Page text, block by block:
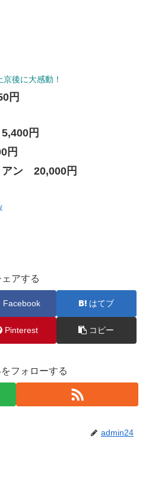
後に大感動！
円
円
円
アン 20,000円
ェアする
Facebook はてブ
Pinterest コピー
フォローする
admin24